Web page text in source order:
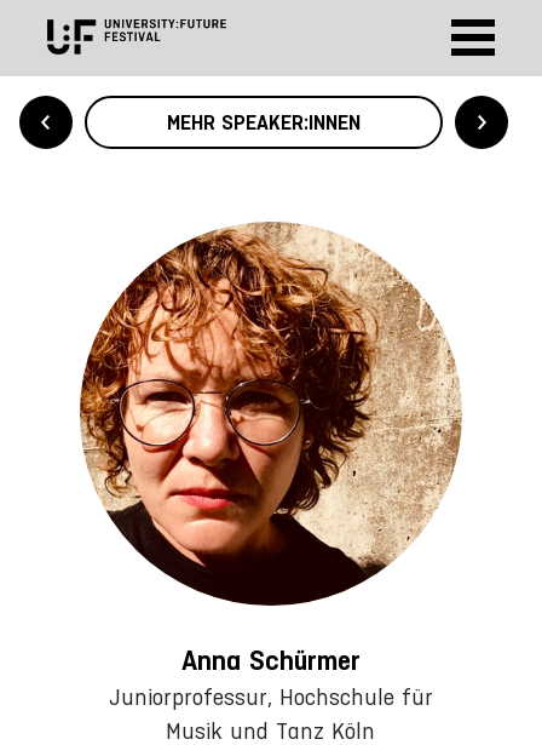
MEHR SPEAKER:INNEN
Anna Schürmer
Juniorprofessur, Hochschule für
Musik und Tanz Köln